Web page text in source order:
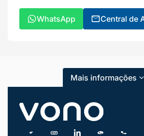
WhatsApp Central de
Mais informações